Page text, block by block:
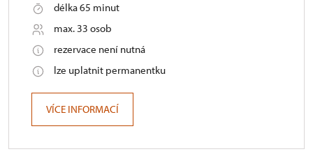
délka 65 minut
max. 33 osob
rezervace není nutná
lze uplatnit permanentku
VÍCE INFORMACÍ